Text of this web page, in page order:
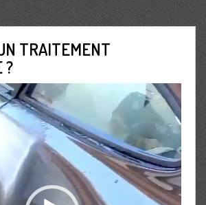
TRAITEMENT
?